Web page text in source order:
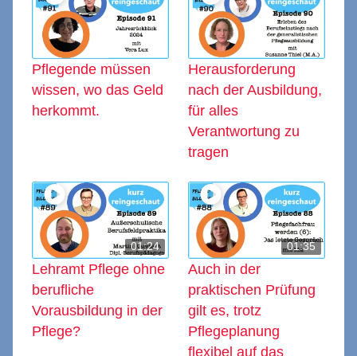
Pflegende müssen
wissen, wo das Geld
herkommt.
Herausforderung
nach der Ausbildung,
für alles
Verantwortung zu
tragen
01:24
Lehramt Pflege ohne
berufliche
Vorausbildung in der
Pflege?
01:35
Auch in der
praktischen Prüfung
gilt es, trotz
Pflegeplanung
flexibel auf das